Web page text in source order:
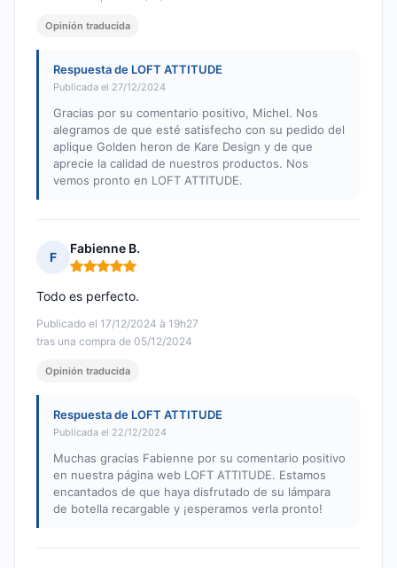
Opinión traducida
Respuesta de LOFT ATTITUDE
Publicada el 27/12/2024
Gracias por su comentario positivo, Michel. Nos
alegramos de que esté satisfecho con su pedido del
aplique Golden heron de Kare Design y de que
aprecie la calidad de nuestros productos. Nos
vemos pronto en LOFT ATTITUDE.
F
Fabienne B.
Nota: 5 de 5
Publicado el 17/12/2024 à 19h27
tras una compra de 05/12/2024
Todo es perfecto.
Opinión traducida
Respuesta de LOFT ATTITUDE
Publicada el 22/12/2024
Muchas gracias Fabienne por su comentario positivo
en nuestra página web LOFT ATTITUDE. Estamos
encantados de que haya disfrutado de su lámpara
de botella recargable y ¡esperamos verla pronto!